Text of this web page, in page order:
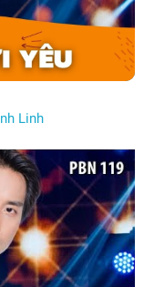
Linh